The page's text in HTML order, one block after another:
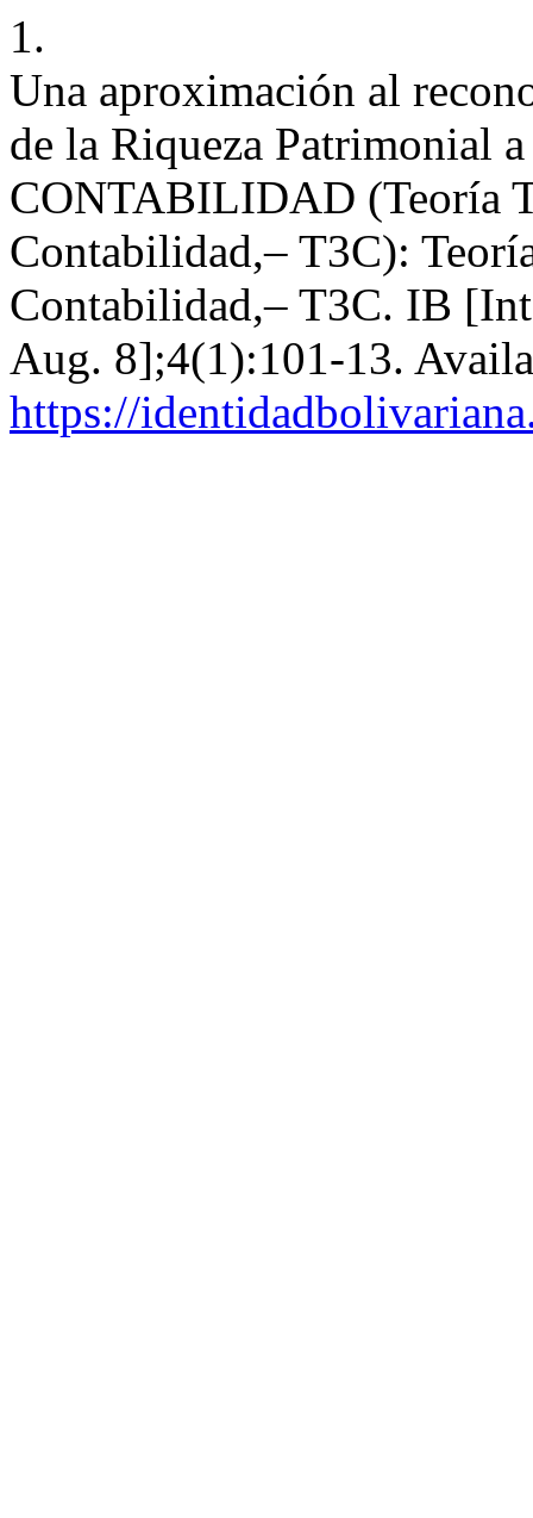
1.
Una aproximación al
de la Riqueza Patrimonial
CONTABILIDAD (Teoría
Contabilidad,– T3C):
Contabilidad,– T3C. IB
Aug. 8];4(1):101-13.
https://